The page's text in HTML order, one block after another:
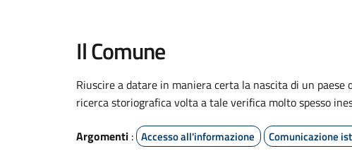
Il Comune
Riuscire a datare in maniera certa la nascita di un
ricerca storiografica volta a tale verifica molto spesso
Argomenti : Accesso all'informazione Comunicazione